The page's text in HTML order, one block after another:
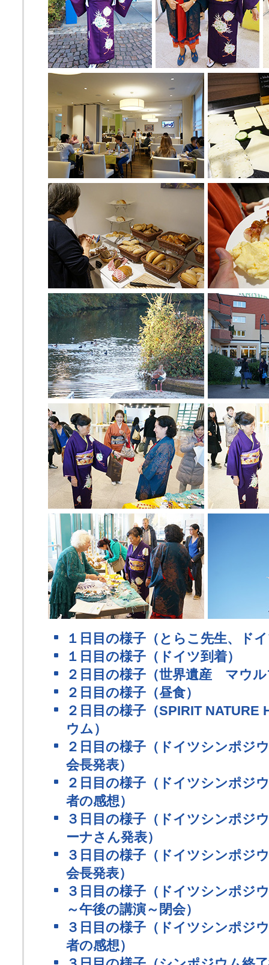
１日目の様子（とらこ先生、ド
１日目の様子（ドイツ到着）
２日目の様子（世界遺産 マウ
２日目の様子（昼食）
２日目の様子（SPIRIT
ウム）
２日目の様子（ドイツシンポ
会長発表）
２日目の様子（ドイツシンポ
者の感想）
３日目の様子（ドイツシンポ
ーナさん発表）
３日目の様子（ドイツシンポ
会長発表）
３日目の様子（ドイツシンポ
～午後の講演～閉会）
３日目の様子（ドイツシンポ
者の感想）